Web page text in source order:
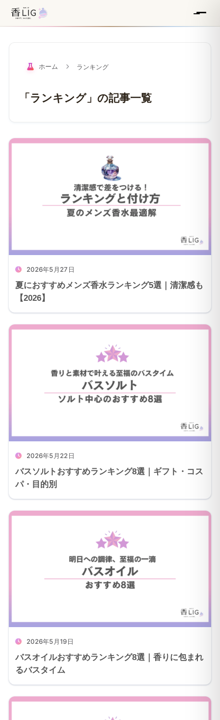
ホーム ランキング
「ランキング」の記事一覧
2026年5月27日
夏におすすめメンズ香水ランキング5選｜清潔感も
【2026】
2026年5月22日
バスソルトおすすめランキング8選｜ギフト・コス
パ・目的別
2026年5月19日
バスオイルおすすめランキング8選｜香りに包まれ
るバスタイム